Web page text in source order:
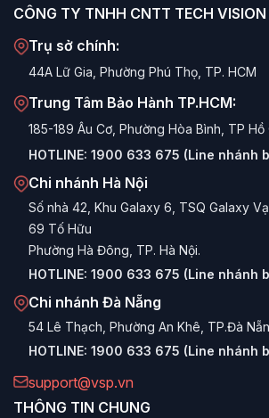
chính
Ứng dụng.
nhiều
Đề xuất
Cơ bản, ít cá
dựa trên
thích cá
giọng nói
Có thể có
hoặc không.
Tích hợp
Quản lý
trẻ em
Chế độ
Điều
khiển nhà
thông
minh
Hạn chế.
(đèn,
Tính năng nổi bật của
CÔNG TY TNHH CNTT TECH VISION
Trụ sở chính:
44A Lữ Gia, Phường Phú Thọ, TP. HCM
Trung Tâm Bảo Hành TP.HCM:
185-189 Âu Cơ, Phường Hòa Bình, TP Hồ
HOTLINE: 1900 633 675 (Line nhánh
Chi nhánh Hà Nội
Số nhà 42, Khu Galaxy 6, TSQ Galaxy
69 Tố Hữu
Phường Hà Đông, TP. Hà Nội.
HOTLINE: 1900 633 675 (Line nhánh
Chi nhánh Đà Nẵng
54 Lê Thạch, Phường An Khê, TP.Đà
HOTLINE: 1900 633 675 (Line nhánh
support@vsp.vn
THÔNG TIN CHUNG